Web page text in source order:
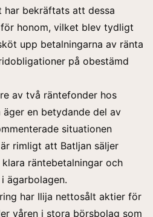
har bekräftats att dessa
honom, vilket blev tydligt
upp betalningarna av ränta
på obestämd
av två räntefonder hos
en betydande del av
situationen
rimligt att Batljan säljer
räntebetalningar och
ägarbolagen.
har Ilija nettosålt aktier för
våren i stora börsbolag som